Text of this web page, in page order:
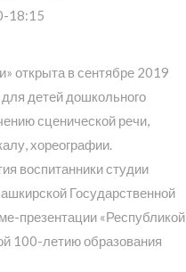
18:15
открыта в сентябре 2019
детей дошкольного
сценической речи,
хореографии.
воспитанники студии
Государственной
презентации «Республикой
100-летию образования